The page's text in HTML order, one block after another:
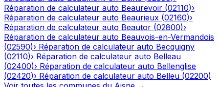
Réparation de calculateur auto Beaurevoir (02110)›
Réparation de calculateur auto Beaurieux (02160)›
Réparation de calculateur auto Beautor (02800)›
Réparation de calculateur auto Beauvois-en-Vermandois
(02590)› Réparation de calculateur auto Becquigny
(02110)› Réparation de calculateur auto Belleau
(02400)› Réparation de calculateur auto Bellenglise
(02420)› Réparation de calculateur auto Belleu (02200)